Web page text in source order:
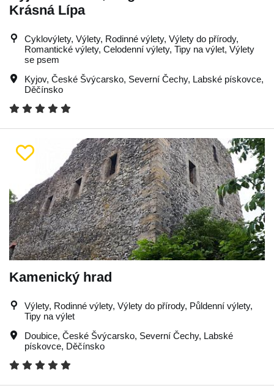
Krásná Lípa
Cyklovýlety, Výlety, Rodinné výlety, Výlety do přírody,
Romantické výlety, Celodenní výlety, Tipy na výlet, Výlety
se psem
Kyjov, České Švýcarsko, Severní Čechy, Labské pískovce,
Děčínsko
Kamenický hrad
Výlety, Rodinné výlety, Výlety do přírody, Půldenní výlety,
Tipy na výlet
Doubice, České Švýcarsko, Severní Čechy, Labské
pískovce, Děčínsko